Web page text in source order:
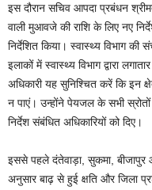
इस दौरान सचिव आपदा प्रबंधन
वाली मुआवजे की राशि के लिए नए
निर्देशित किया। स्वास्थ्य विभाग
इलाकों में स्वास्थ्य विभाग द्वारा
अधिकारी यह सुनिश्चित करें कि इन
न पाएं। उन्होंने पेयजल के सभी
निर्देश संबंधित अधिकारियों को दिए।
इससे पहले दंतेवाड़ा, सुकमा, बीजापुर
अनुसार बाढ़ से हुई क्षति और जिला